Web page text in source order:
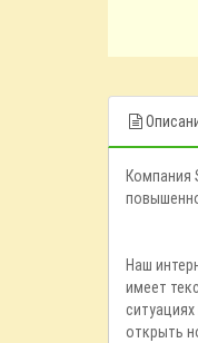
Компания
Наш
имеет
открыть